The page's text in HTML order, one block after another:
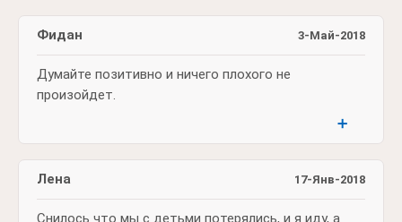
3-Май-2018
Фидан
Думайте позитивно и ничего плохого не
произойдет.
➕
17-Янв-2018
Лена
Снилось что мы с детьми потерялись, и я иду, а